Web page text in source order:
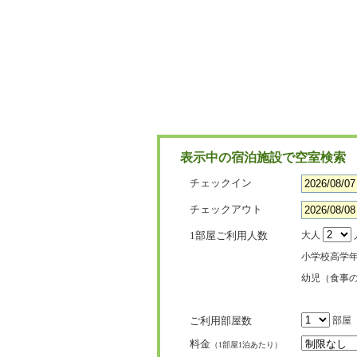
表示中の宿泊施設で空室検索
チェックイン
チェックアウト
1部屋ご利用人数 大人
小学校高学
幼児（食事
ご利用部屋数 部屋
料金 （1部屋1泊あたり）